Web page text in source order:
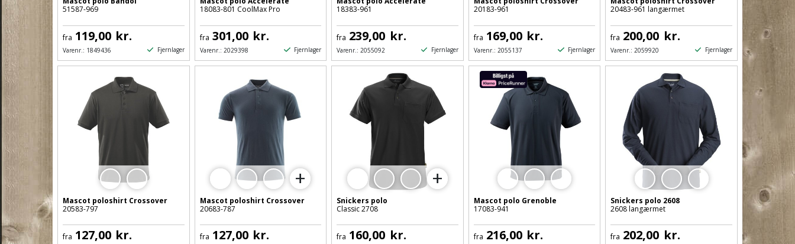
51587-969
fra 119,00 kr.
Varenr.: 1849436 Fjernlager
18083-801 CoolMax Pro
fra 301,00 kr.
Varenr.: 2029398 Fjernlager
18383-961
fra 239,00 kr.
Varenr.: 2055092 Fjernlager
20183-961
fra 169,00 kr.
Varenr.: 2055137 Fjernlager
20483-961 langærmet
fra 200,00 kr.
Varenr.: 2059920 Fjernlager
Mascot poloshirt Crossover
20583-797
fra 127,00 kr.
+
5
Mascot poloshirt Crossover
20683-787
fra 127,00 kr.
+
8
Snickers polo
Classic 2708
fra 160,00 kr.
Mascot polo Grenoble
17083-941
fra 216,00 kr.
Snickers polo 2608
2608 langærmet
fra 202,00 kr.